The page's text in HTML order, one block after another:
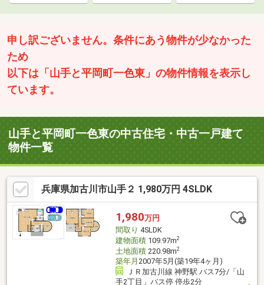
申し訳ございません。条件にあう物件が少なかった
ため
以下は「山手と平岡町一色東」の物件情報を表示し
ています。
山手と平岡町一色東の中古住宅・中古一戸建て
物件一覧
兵庫県加古川市山手２ 1,980万円 4SLDK
1,980万円
間取り 4SLDK
建物面積109.97m2
土地面積220.98m2
築年月 2007年5月(築19年4ヶ月)
ＪＲ加古川線 神野駅 バス7分/「山
手2丁目」バス停 停歩2分